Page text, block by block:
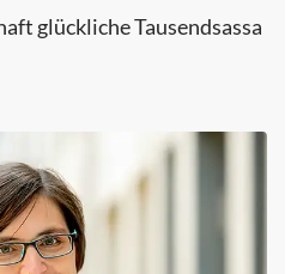
glückliche Tausendsassa